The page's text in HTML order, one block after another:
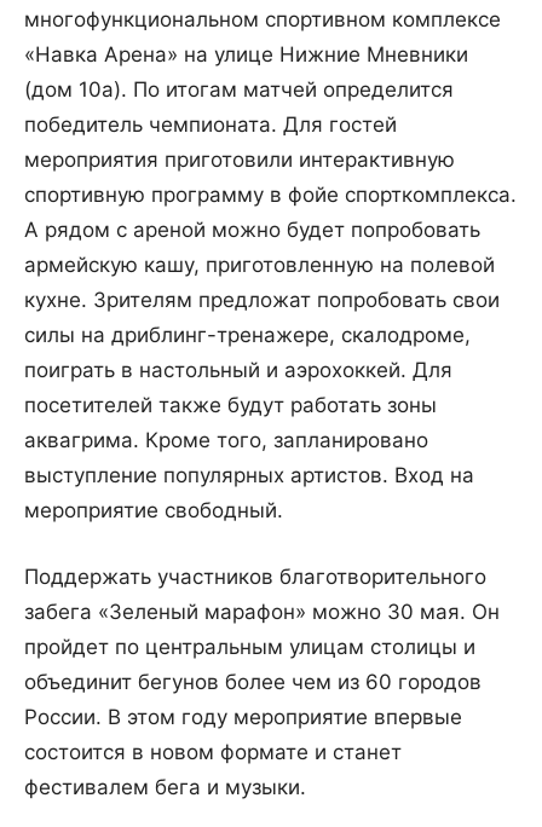
многофункциональном спортивном комплексе
«Навка Арена» на улице Нижние Мневники
(дом 10а). По итогам матчей определится
победитель чемпионата. Для гостей
мероприятия приготовили интерактивную
спортивную программу в фойе спорткомплекса.
А рядом с ареной можно будет попробовать
армейскую кашу, приготовленную на полевой
кухне. Зрителям предложат попробовать свои
силы на дриблинг-тренажере, скалодроме,
поиграть в настольный и аэрохоккей. Для
посетителей также будут работать зоны
аквагрима. Кроме того, запланировано
выступление популярных артистов. Вход на
мероприятие свободный.
Поддержать участников благотворительного
забега «Зеленый марафон» можно 30 мая. Он
пройдет по центральным улицам столицы и
объединит бегунов более чем из 60 городов
России. В этом году мероприятие впервые
состоится в новом формате и станет
фестивалем бега и музыки.